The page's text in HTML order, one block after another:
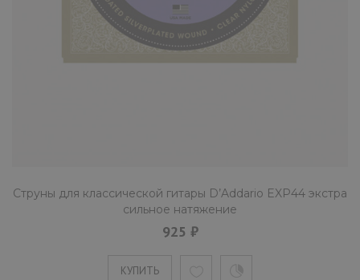
Струны для классической гитары D’Addario EXP44 экстра
сильное натяжение
925 ₽
КУПИТЬ